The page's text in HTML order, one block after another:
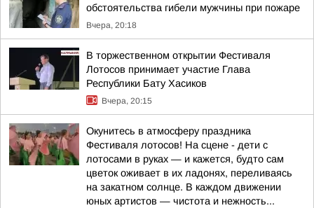
обстоятельства гибели мужчины при пожаре
Вчера, 20:18
В торжественном открытии Фестиваля
Лотосов принимает участие Глава
Республики Бату Хасиков
Вчера, 20:15
Окунитесь в атмосферу праздника
Фестиваля лотосов! На сцене - дети с
лотосами в руках — и кажется, будто сам
цветок оживает в их ладонях, переливаясь
на закатном солнце. В каждом движении
юных артистов — чистота и нежность...